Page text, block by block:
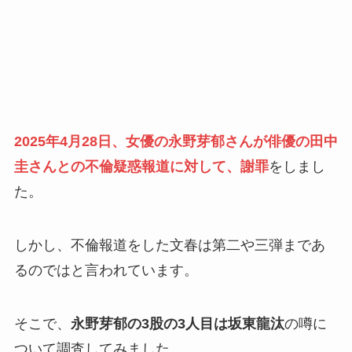
2025年4月28日、女優の永野芽郁さんが俳優の田中
圭さんとの不倫疑惑報道に対して、謝罪をしまし
た。
しかし、不倫報道をした文春は第二や三弾まであ
るのではと言われています。
そこで、 永野芽郁の3股の3人目は坂東龍汰の噂に
ついて調査してみました。